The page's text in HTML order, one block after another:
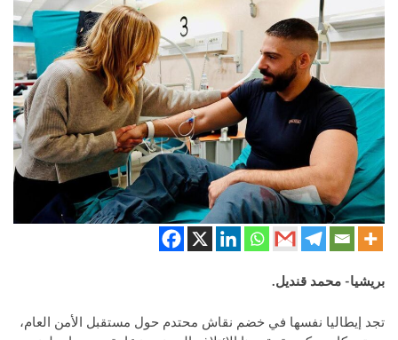
بريشيا- محمد قنديل.
تجد إيطاليا نفسها في خضم نقاش محتدم حول مستقبل الأمن العام،